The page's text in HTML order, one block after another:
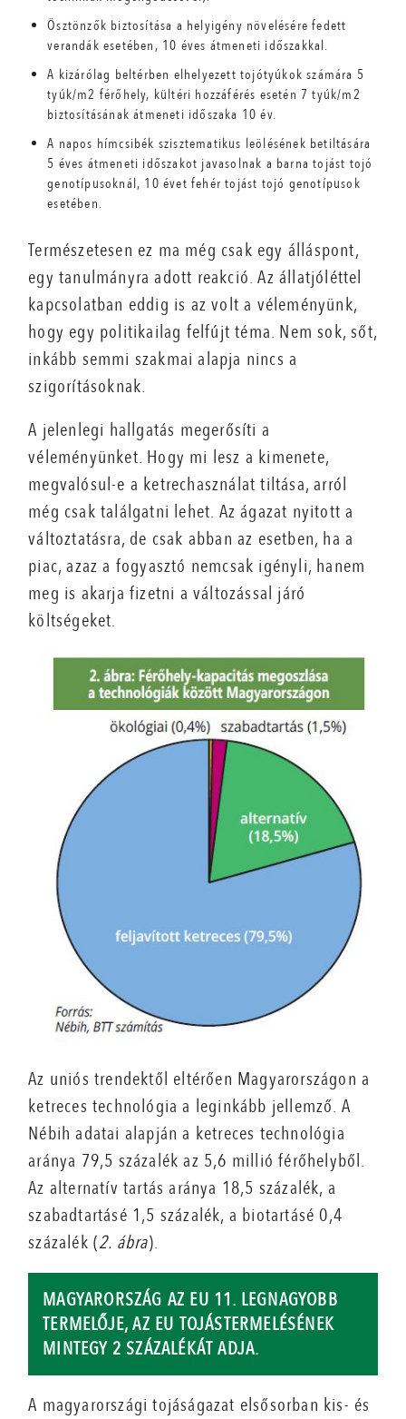
Ösztönzők biztosítása a helyigény növelésére fedett
verandák esetében, 10 éves átmeneti időszakkal.
A kizárólag beltérben elhelyezett tojótyúkok számára 5
tyúk/m2 férőhely, kültéri hozzáférés esetén 7 tyúk/m2
biztosításának átmeneti időszaka 10 év.
A napos hímcsibék szisztematikus leölésének betiltására
5 éves átmeneti időszakot javasolnak a barna tojást tojó
genotípusoknál, 10 évet fehér tojást tojó genotípusok
esetében.
Természetesen ez ma még csak egy álláspont,
egy tanulmányra adott reakció. Az állatjóléttel
kapcsolatban eddig is az volt a véleményünk,
hogy egy politikailag felfújt téma. Nem sok, sőt,
inkább semmi szakmai alapja nincs a
szigorításoknak.
A jelenlegi hallgatás megerősíti a
véleményünket. Hogy mi lesz a kimenete,
megvalósul-e a ketrechasználat tiltása, arról
még csak találgatni lehet. Az ágazat nyitott a
változtatásra, de csak abban az esetben, ha a
piac, azaz a fogyasztó nemcsak igényli, hanem
meg is akarja fizetni a változással járó
költségeket.
Az uniós trendektől eltérően Magyarországon a
ketreces technológia a leginkább jellemző. A
Nébih adatai alapján a ketreces technológia
aránya 79,5 százalék az 5,6 millió férőhelyből.
Az alternatív tartás aránya 18,5 százalék, a
szabadtartásé 1,5 százalék, a biotartásé 0,4
százalék (2. ábra).
MAGYARORSZÁG AZ EU 11. LEGNAGYOBB
TERMELŐJE, AZ EU TOJÁSTERMELÉSÉNEK
MINTEGY 2 SZÁZALÉKÁT ADJA.
A magyarországi tojáságazat elsősorban kis- és